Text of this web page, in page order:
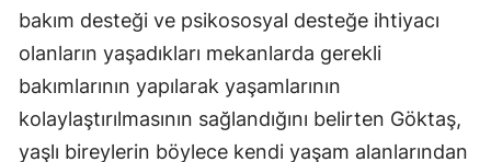
Kırşehir
Konya
Kütahya
bakım desteği ve psikososyal desteğe ihtiyacı
olanların yaşadıkları mekanlarda gerekli
bakımlarının yapılarak yaşamlarının
kolaylaştırılmasının sağlandığını belirten Göktaş,
yaşlı bireylerin böylece kendi yaşam alanlarından